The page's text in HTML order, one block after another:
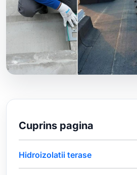
Cuprins pagina
Hidroizolatii terase